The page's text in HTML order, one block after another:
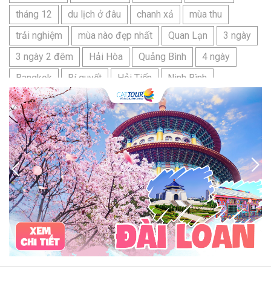
tháng 12
du lịch ở đâu chanh xả
mùa thu
trải nghiệm
mùa nào đẹp nhất Quan Lạn
3 ngày
3 ngày 2 đêm
Hải Hòa Quảng Bình
4 ngày
Bangkok
Bí quyết Hải Tiến
Ninh Bình
Nhật Bản
du lịch sầm sơn cần chuẩn bị gì
bãi tắm sấm sơn
đặc sản sầm sơn
đặc sản du lịch sầm sơn
tour du lịch 3 ngày 2 đêm
hải sản
Đảo Lan Châu
Cẩm nang du lịch Của Lò
chợ Cửa Lò
tour du lịch Cửa Lò
địa điểm du lịch Cửa Lò
Cửa Lò ở đâu
Hạ Long
Đảo Hòn Ngư
Đảo Song Ngư ATM
mới nhất
cẩm nang du lịch sầm sơn
ô tô phượt
99k
buffet
lẩu Tuyển dụng
Nhân viên Visa